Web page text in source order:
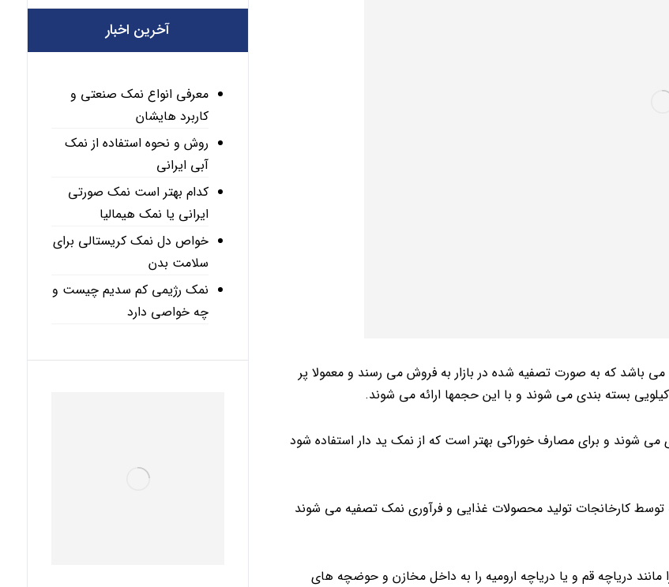
باشد که به صورت تصفیه شده در بازار به فروش می رسند و معمولا پر
شوند و برای مصارف خوراکی بهتر است که از نمک ید دار استفاده شود
کارخانجات تولید محصولات غذایی و فرآوری نمک تصفیه می شوند
دریاچه قم و یا دریاچه ارومیه را به داخل مخازن و حوضچه های
آخرین اخبار
معرفی انواع نمک صنعتی و
کاربرد هایشان
روش و نحوه استفاده از نمک
آبی ایرانی
کدام بهتر است نمک صورتی
ایرانی یا نمک هیمالیا
خواص دل نمک کریستالی برای
سلامت بدن
نمک رژیمی کم سدیم چیست و
چه خواصی دارد